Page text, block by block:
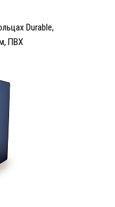
Durable,
ПВХ